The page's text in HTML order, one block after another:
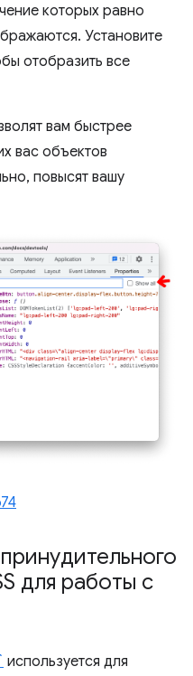
которых равно
Установите
отобразить все
вам быстрее
вас объектов
повысят вашу
для работы с
используется для